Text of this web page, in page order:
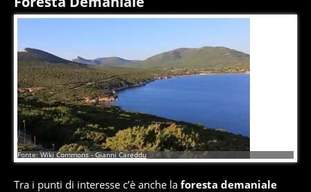
Fonte: Wiki Commons - Gianni Careddu
Tra i punti di interesse c’è anche la foresta demaniale